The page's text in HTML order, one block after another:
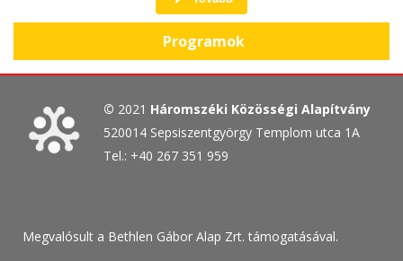
Programok
© 2021 Háromszéki Közösségi Alapítvány
520014 Sepsiszentgyörgy Templom utca 1A
Tel.: +40 267 351 959
Megvalósult a Bethlen Gábor Alap Zrt. támogatásával.